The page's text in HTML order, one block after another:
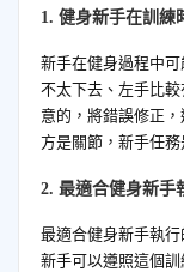
1. 健身新手在訓練
新手在健身過程中
不太下去、左手比
意的，將錯誤修正
方是關節，新手任
2. 最適合健身新手
最適合健身新手執
新手可以遵照這個